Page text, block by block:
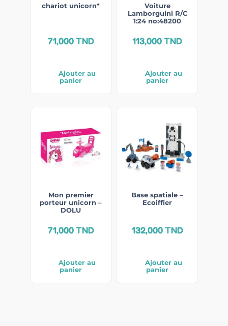
chariot unicorn*
71,000TND
Ajouter au
panier
Voiture
Lamborguini R/C
1:24 no:48200
113,000TND
Ajouter au
panier
Mon premier
porteur unicorn –
DOLU
71,000TND
Ajouter au
panier
Base spatiale –
Ecoiffier
132,000TND
Ajouter au
panier